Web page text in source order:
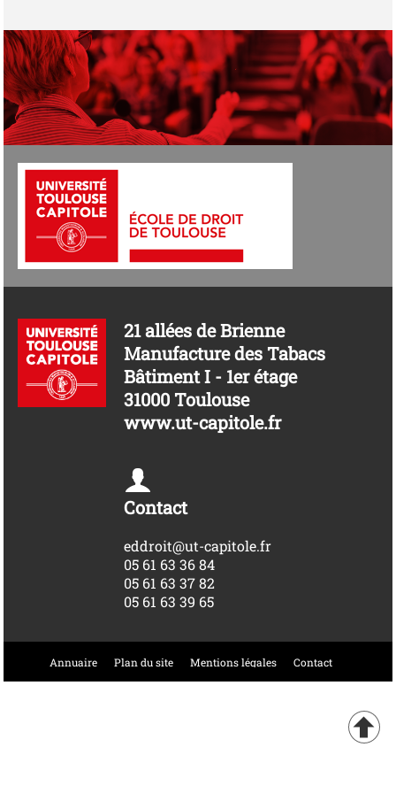
21 allées de Brienne
Manufacture des Tabacs
Bâtiment I - 1er étage
31000 Toulouse
www.ut-capitole.fr
Contact
eddroit@ut-capitole.fr
05 61 63 36 84
05 61 63 37 82
05 61 63 39 65
Annuaire Plan du site Mentions légales Contact